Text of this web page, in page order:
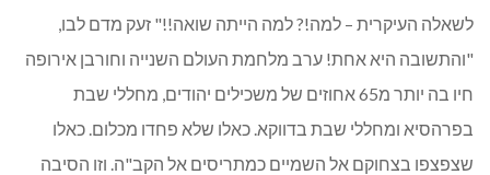
לשאלה העיקרית – למה!? למה הייתה שואה!!" זעק מדם לבו,
"והתשובה היא אחת! ערב מלחמת העולם השנייה וחורבן אירופה
חיו בה יותר מ65 אחוזים של משכילים יהודים, מחללי שבת
בפרהסיא ומחללי שבת בדווקא. כאלו שלא פחדו מכלום. כאלו
שצפצפו בצחוקם אל השמיים כמתריסים אל הקב"ה. וזו הסיבה